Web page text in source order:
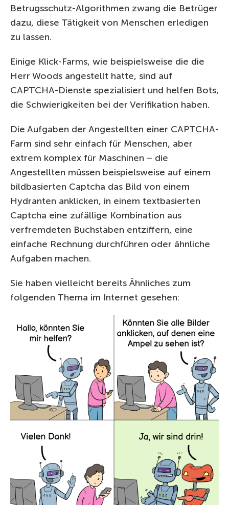
Betrugsschutz-Algorithmen zwang die Betrüger
dazu, diese Tätigkeit von Menschen erledigen
zu lassen.
Einige Klick-Farms, wie beispielsweise die die
Herr Woods angestellt hatte, sind auf
CAPTCHA-Dienste spezialisiert und helfen Bots,
die Schwierigkeiten bei der Verifikation haben.
Die Aufgaben der Angestellten einer CAPTCHA-
Farm sind sehr einfach für Menschen, aber
extrem komplex für Maschinen – die
Angestellten müssen beispielsweise auf einem
bildbasierten Captcha das Bild von einem
Hydranten anklicken, in einem textbasierten
Captcha eine zufällige Kombination aus
verfremdeten Buchstaben entziffern, eine
einfache Rechnung durchführen oder ähnliche
Aufgaben machen.
Sie haben vielleicht bereits Ähnliches zum
folgenden Thema im Internet gesehen: